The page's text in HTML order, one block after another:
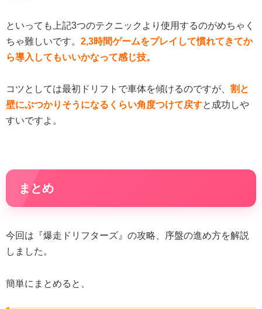
といっても上記3つのテクニックより使用するのがめちゃく
ちゃ難しいです。 2,3時間ゲームをプレイして慣れてきてか
ら導入してもいいかなって感じ技。
コツとしては最初ドリフトで車体を傾けるのですが、 割と
壁にぶつかりそうになるくらい角度つけて戻すと成功しや
すいですよ。
まとめ
今回は『爆走ドリフターズ』の攻略、序盤の進め方を解説
しました。
簡単にまとめると、